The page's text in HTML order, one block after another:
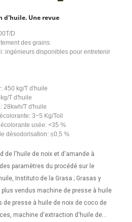
d'huile. Une revue
D
des grains
ingénieurs disponibles pour entretenir
450 kg/T d'huile
T d'huile
28kwh/T d'huile
3~5 Kg/Toil
usée: <35 %
désodorisation: ≤0,5 %
de l'huile de noix et d'amande à
paramètres du procédé sur le
Instituto de la Grasa ; Grasas y
vendus machine de presse à huile
presse à huile de noix de coco de
machine d'extraction d'huile de